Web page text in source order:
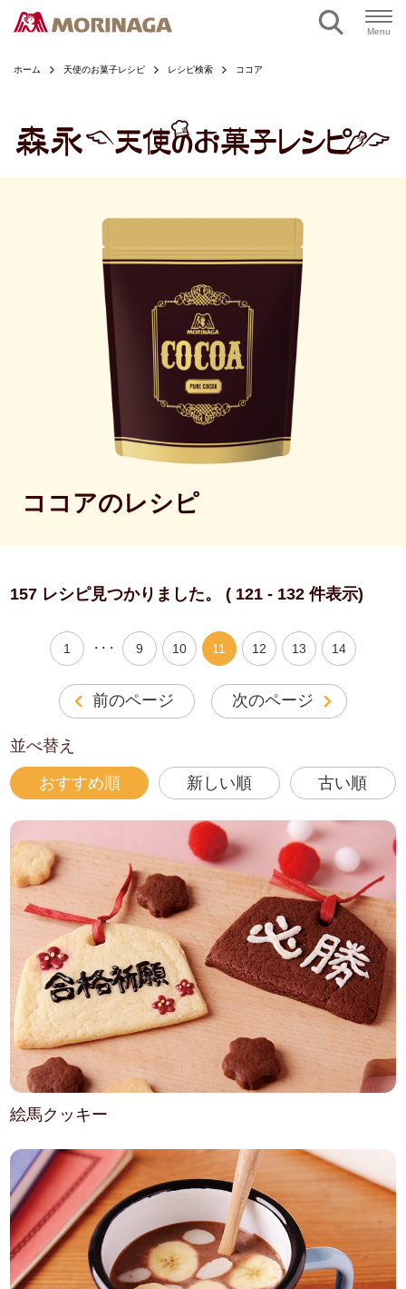
Menu
ホーム 天使のお菓子レシピ レシピ検索 ココア
ココアのレシピ
157 レシピ見つかりました。 ( 121 - 132 件表示)
前のページ
1 ・・・ 9 10 11 12 13 14
次のページ
並べ替え
おすすめ順 新しい順 古い順
絵馬クッキー